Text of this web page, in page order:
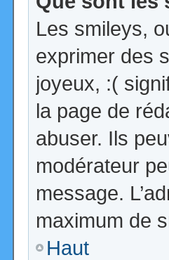
Les smileys,
exprimer des
joyeux, :(
la page de
abuser. Ils
modérateur
message.
maximum de
Haut